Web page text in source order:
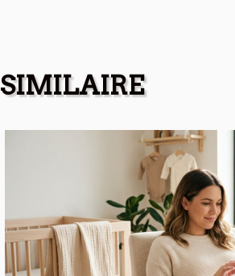
SIMILAIRE